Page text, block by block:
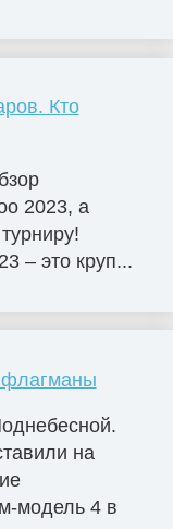
Кто
2023, а
– это круп...
флагманы
на
модель 4 в